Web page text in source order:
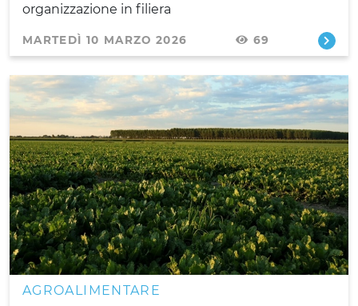
organizzazione in filiera
MARTEDÌ 10 MARZO 2026 69
AGROALIMENTARE